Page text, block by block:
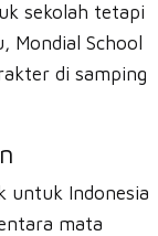
sekolah tetapi
Mondial School
di samping
untuk Indonesia
mata